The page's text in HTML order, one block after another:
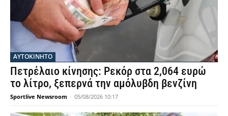
ΑΥΤΟΚΙΝΗΤΟ
Πετρέλαιο κίνησης: Ρεκόρ στα 2,064 ευρώ
το λίτρο, ξεπερνά την αμόλυβδη βενζίνη
Sportlive Newsroom - 05/08/2026 10:17